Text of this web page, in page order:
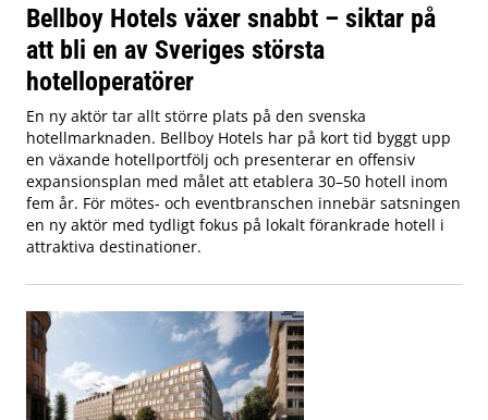
Bellboy Hotels växer snabbt – siktar på
att bli en av Sveriges största
hotelloperatörer
En ny aktör tar allt större plats på den svenska
hotellmarknaden. Bellboy Hotels har på kort tid byggt upp
en växande hotellportfölj och presenterar en offensiv
expansionsplan med målet att etablera 30–50 hotell inom
fem år. För mötes- och eventbranschen innebär satsningen
en ny aktör med tydligt fokus på lokalt förankrade hotell i
attraktiva destinationer.